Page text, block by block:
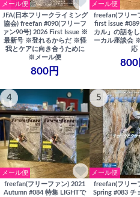
メール便
JFA(日本フリークライミング
協会) freefan #090(フリーフ
ァン90号) 2026 First Issue ※
最新号 ※登れるからだ ※怪
我とケアに向き合うために
※メール便
800円
メール便
freefan(フリー
first issue
カル」の話を
ーカル座談会
応
800
4
メール便
freefan(フリーファン) 2021
Autumn #084 特集 LIGHTで
5
メール便
freefan(フリー
Spring #083 チ